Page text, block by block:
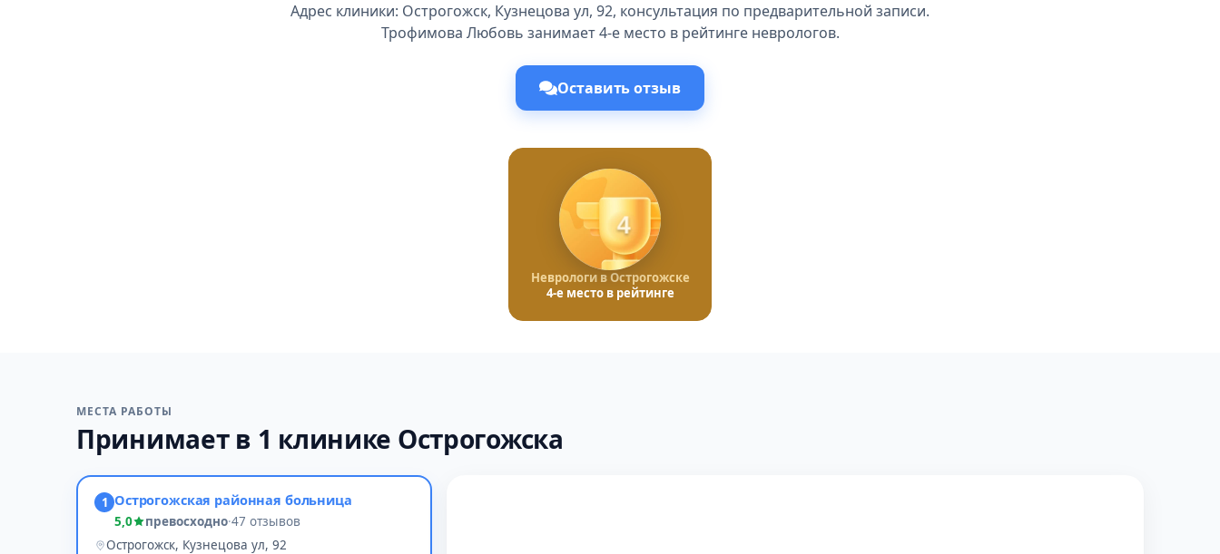
Адрес клиники: Острогожск, Кузнецова ул, 92, консультация по предварительной записи.
Трофимова Любовь занимает 4-е место в рейтинге неврологов.
Оставить отзыв
4
Неврологи в Острогожске
4-е место в рейтинге
МЕСТА РАБОТЫ
Принимает в 1 клинике Острогожска
1 Острогожская районная больница
5,0 превосходно·47 отзывов
Острогожск, Кузнецова ул, 92